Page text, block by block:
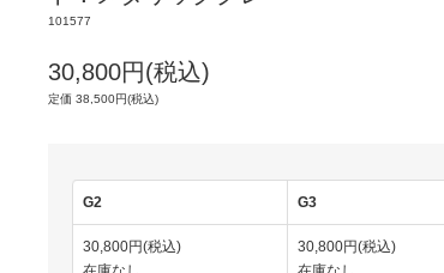
101577
30,800円(税込)
定価 38,500円(税込)
G2 G3
30,800円(税込)
30,800円(税込)